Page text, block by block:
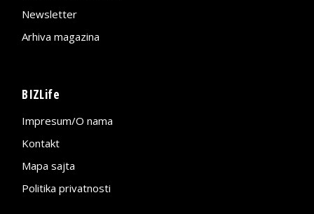
Newsletter
Arhiva magazina
BIZLife
Impresum/O nama
Kontakt
Mapa sajta
Politika privatnosti